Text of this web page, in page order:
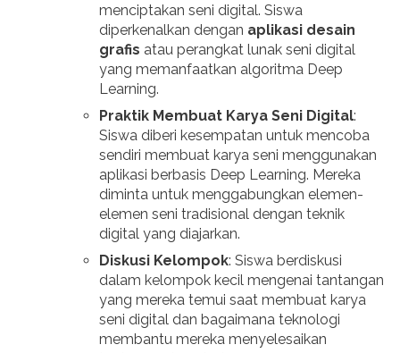
menciptakan seni digital. Siswa
diperkenalkan dengan aplikasi desain
grafis atau perangkat lunak seni digital
yang memanfaatkan algoritma Deep
Learning.
Praktik Membuat Karya Seni Digital:
Siswa diberi kesempatan untuk mencoba
sendiri membuat karya seni menggunakan
aplikasi berbasis Deep Learning. Mereka
diminta untuk menggabungkan elemen-
elemen seni tradisional dengan teknik
digital yang diajarkan.
Diskusi Kelompok: Siswa berdiskusi
dalam kelompok kecil mengenai tantangan
yang mereka temui saat membuat karya
seni digital dan bagaimana teknologi
membantu mereka menyelesaikan